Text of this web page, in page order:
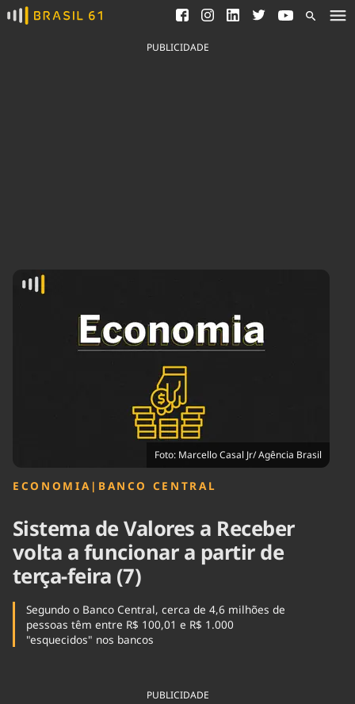
Ver todas as notícias
Saneamento
Indicadores
Agronegócios
Economia
Educação
Infraestrutura
Internacional
Podcast
Política
Saúde
PUBLICIDADE
Foto: Marcello Casal Jr/ Agência Brasil
ECONOMIA | BANCO CENTRAL
Sistema de Valores a Receber
volta a funcionar a partir de
terça-feira (7)
Segundo o Banco Central, cerca de 4,6 milhões de
pessoas têm entre R$ 100,01 e R$ 1.000
"esquecidos" nos bancos
PUBLICIDADE